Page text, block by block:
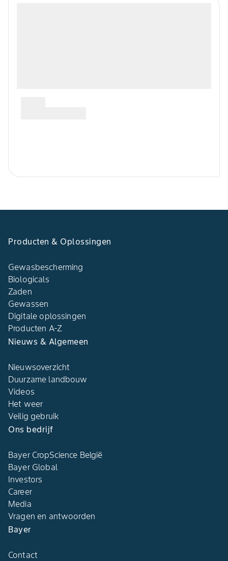
Producten & Oplossingen​
Gewasbescherming
Biologicals
Zaden
Gewassen
Digitale oplossingen​
Producten A-Z​
Nieuws & Algemeen​
Nieuwsoverzicht
Duurzame landbouw​
Videos
Het weer​
Veilig gebruik
Ons bedrijf​
Bayer CropScience België​
Bayer Global
Investors
Career
Media
Vragen en antwoorden​
Bayer
Contact